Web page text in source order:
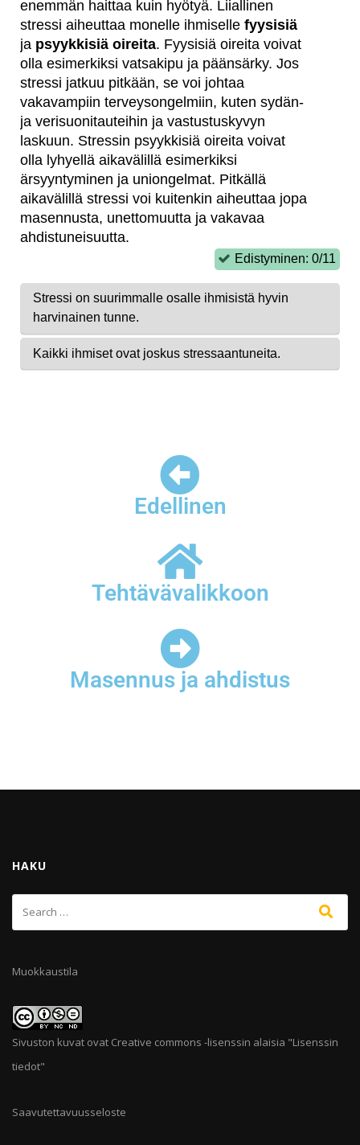
Edellinen
Tehtävävalikkoon
Masennus ja ahdistus
HAKU
Muokkaustila
Sivuston kuvat ovat Creative commons -lisenssin alaisia "Lisenssin
tiedot"
Saavutettavuusseloste